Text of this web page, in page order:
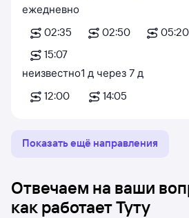
ежедневно
02:35
02:50 05:20
15:07
неизвестно
12:00
1 д через 7 д
14:05
Показать ещё направления
Отвечаем на ваши
как работает Туту